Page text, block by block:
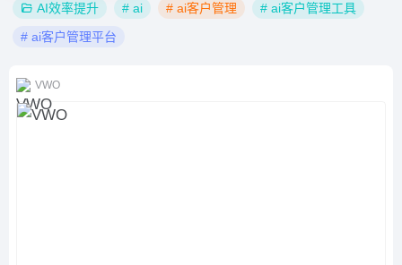
AI效率提升 # ai # ai客户管理
# ai客户管理工具
# ai客户管理平台
VWO